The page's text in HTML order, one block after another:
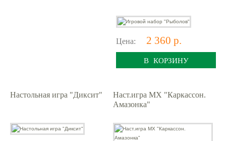
Цена: 2 360 р.
В КОРЗИНУ
Настольная игра "Диксит"
Наст.игра МХ "Каркассон.
Амазонка"